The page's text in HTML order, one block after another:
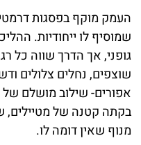
העמק מוקף בפסגות
שמוסיף לו ייחודיות.
גופני, אך הדרך שווה כל
שוצפים, נחלים צלולים
אפורים- שילוב מושלם של
בקתה קטנה של מטיילים,
מנוף שאין דומה לו.